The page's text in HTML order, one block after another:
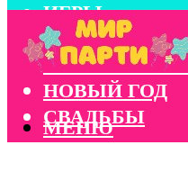
ИГРЫ
КОНКУРСЫ
КОРПОРАТИВЫ
НОВЫЙ ГОД
СВАДЬБЫ
МЕНЮ